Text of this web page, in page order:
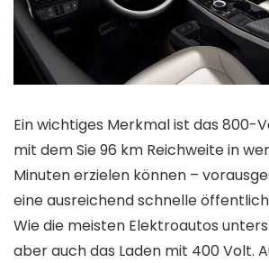
Ein wichtiges Merkmal ist das 800-
mit dem Sie 96 km Reichweite in
Minuten erzielen können –
eine ausreichend schnelle
Wie die meisten Elektroautos
aber auch das Laden mit 400 Volt.